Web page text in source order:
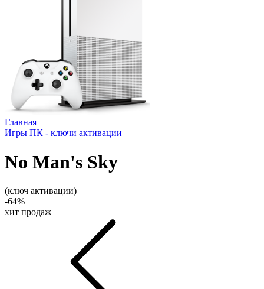
Главная
Игры ПК - ключи активации
No Man's Sky
(ключ активации)
-64%
хит продаж